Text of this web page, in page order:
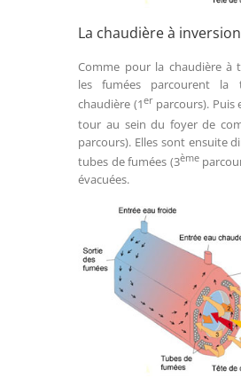
La chaudière à
Comme pour la chaudière à
les fumées parcourent la
chaudière (1erparcours). Puis
tour au sein du foyer de
parcours). Elles sont ensuite
tubes de fumées (3ème
évacuées.